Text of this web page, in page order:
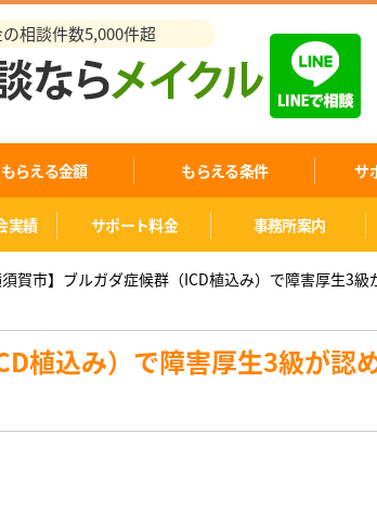
相談件数5,000件超
もらえる金額 もらえる条件 サ
実績 サポート料金 事務所案内
須賀市】ブルガダ症候群（ICD植込み）で障害厚生3
植込み）で障害厚生3級が認